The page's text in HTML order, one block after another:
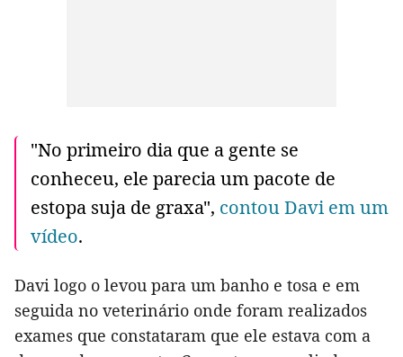
"No primeiro dia que a gente se
conheceu, ele parecia um pacote de
estopa suja de graxa", contou Davi em um
vídeo.
Davi logo o levou para um banho e tosa e em
seguida no veterinário onde foram realizados
exames que constataram que ele estava com a